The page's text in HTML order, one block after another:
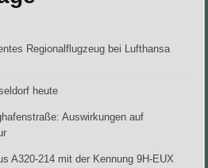
Regionalflugzeug bei Lufthansa
heute
Auswirkungen auf
A320-214 mit der Kennung 9H-EUX